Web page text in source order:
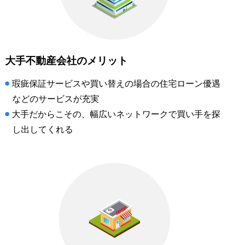
大手不動産会社のメリット
瑕疵保証サービスや買い替えの場合の住宅ローン優遇
などのサービスが充実
大手だからこその、幅広いネットワークで買い手を探
し出してくれる